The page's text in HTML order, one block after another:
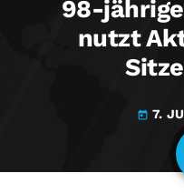
98-
nutzt
today 7.